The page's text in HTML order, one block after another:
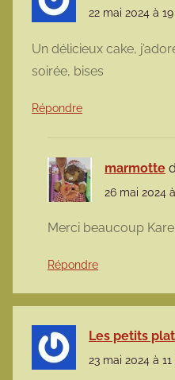
22 mai 2024 à
Un délicieux cake,
soirée, bises
Répondre
marmotte
26 mai 2024
Merci beaucoup
Répondre
Les petits
23 mai 2024 à